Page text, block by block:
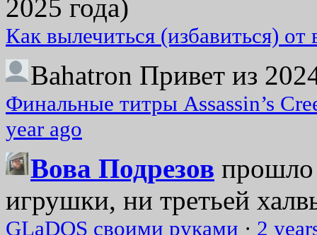
2025 года)
Как вылечиться (избавиться)
Bahatron Привет из
Финальные титры Assassin’s
year ago
Вова Подрезов прошло
игрушки, ни третьей
GLaDOS своими руками · 2